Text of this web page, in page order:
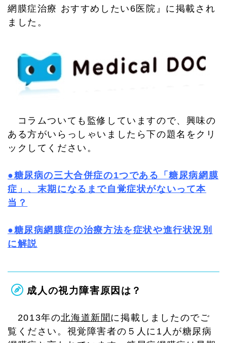
網膜症治療 おすすめしたい6医院』に掲載され
ました。
コラムついても監修していますので、興味の
ある方がいらっしゃいましたら下の題名をクリ
ックしてください。
●糖尿病の三大合併症の1つである「糖尿病網膜
症」、末期になるまで自覚症状がないって本
当？
●糖尿病網膜症の治療方法を症状や進行状況別
に解説
成人の視力障害原因は？
2013年の北海道新聞 に掲載しましたのでご
覧ください。視覚障害者の５人に1人が糖尿病